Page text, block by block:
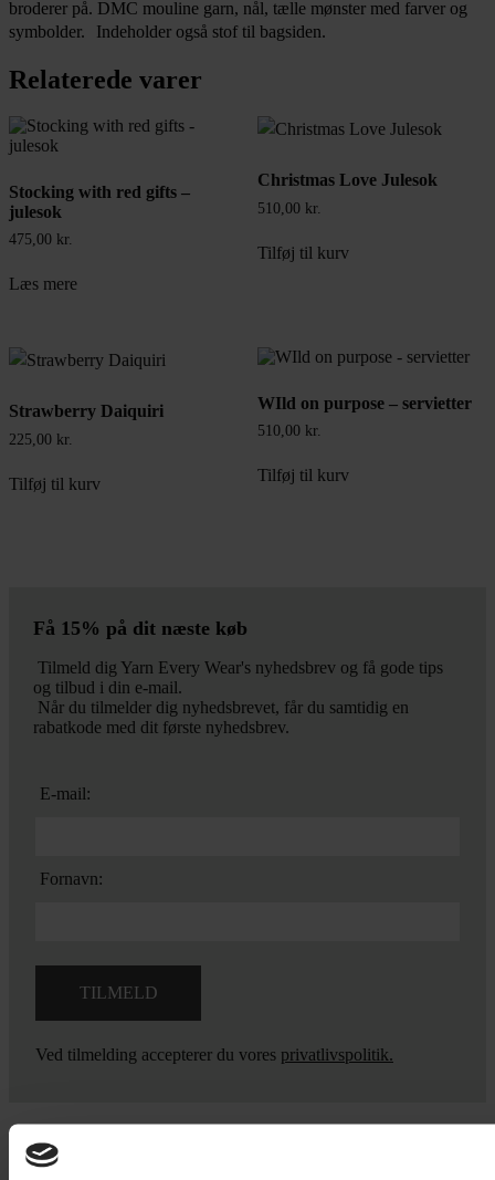
broderer på. DMC mouline garn, nål, tælle mønster med farver og
symbolder. Indeholder også stof til bagsiden.
Relaterede varer
Stocking with red gifts –
julesok
475,00 kr.
Læs mere
Christmas Love Julesok
510,00 kr.
Tilføj til kurv
Strawberry Daiquiri
225,00 kr.
Tilføj til kurv
WIld on purpose – servietter
510,00 kr.
Tilføj til kurv
Få 15% på dit næste køb
Tilmeld dig Yarn Every Wear's nyhedsbrev og få gode tips
og tilbud i din e-mail.
Når du tilmelder dig nyhedsbrevet, får du samtidig en
rabatkode med dit første nyhedsbrev.
E-mail:
Fornavn:
Ved tilmelding accepterer du vores privatlivspolitik.
Yarn Every Wear